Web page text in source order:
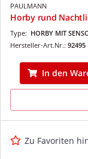
PAULMANN
Horby rund
Type: HORBY MIT
Hersteller-Art.Nr.: 92495
In den
Zu Favoriten